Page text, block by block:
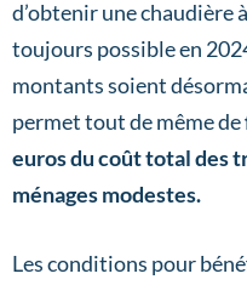
d’obtenir une chaudière
toujours possible en
montants soient
permet tout de même de
euros du coût total des
ménages modestes.
Les conditions pour